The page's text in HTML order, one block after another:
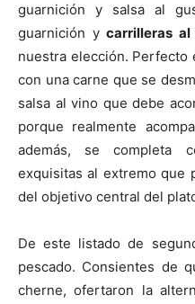
guarnición y salsa al
guarnición ycarrilleras
nuestra elección. Perfecto
con una carne que se
salsa al vino que debe
porque realmente
además, se completa
exquisitas al extremo que
del objetivo central del
De este listado de
pescado. Consientes de
cherne, ofertaron la